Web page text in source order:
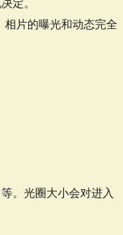
片的曝光和动态完全
。光圈大小会对进入